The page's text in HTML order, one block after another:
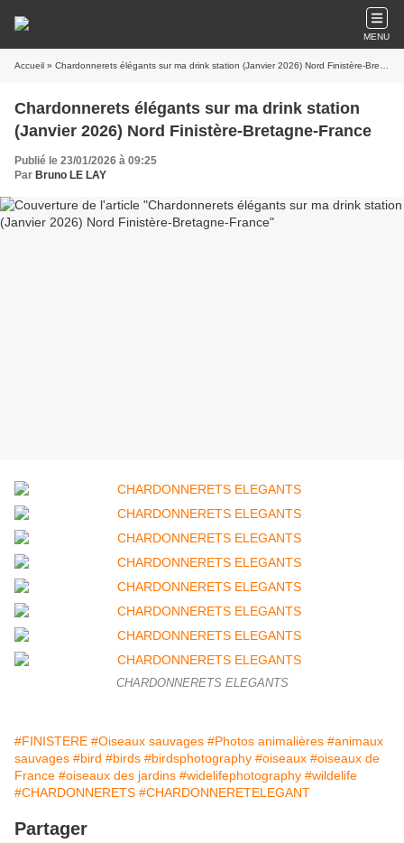
MENU
Accueil » Chardonnerets élégants sur ma drink station (Janvier 2026) Nord Finistère-Bretagne-France
Chardonnerets élégants sur ma drink station
(Janvier 2026) Nord Finistère-Bretagne-France
Publié le 23/01/2026 à 09:25
Par Bruno LE LAY
CHARDONNERETS ELEGANTS
#FINISTERE #Oiseaux sauvages #Photos animalières #animaux
sauvages #bird #birds #birdsphotography #oiseaux #oiseaux de
France #oiseaux des jardins #widelifephotography #wildelife
#CHARDONNERETS #CHARDONNERETELEGANT
Partager